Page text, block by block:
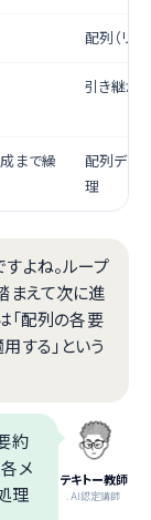
配列（リス
引き継が
まで繰
配列デー
理
よね。ループ
まえて次に進
「配列の各要
する」という
テキトー教師
.AI認定講師
約
メ
理